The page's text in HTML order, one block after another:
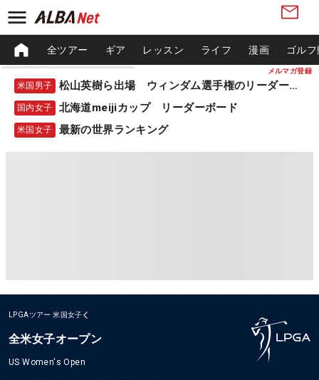
メルマガ登録
全ツアー ギア レッスン ライフ 漫画 ゴル
米国男子 松山英樹ら出場 ウィンダム選手権のリーダーボード
国内女子 北海道meijiカップ リーダーボード
米国女子 最新の世界ランキング
LPGAツアー 米国女子
全米女子オープン
US Women's Open